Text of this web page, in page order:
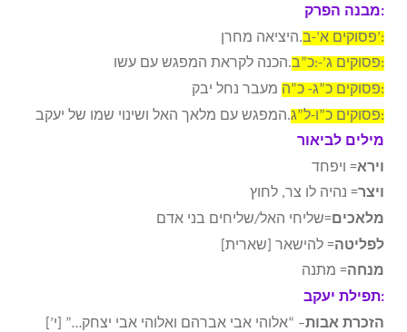
מבנה הפרק:
פסוקים א’-ב’:
היציאה מחרן.
פסוקים ג’-:כ”ב:
הכנה לקראת המפגש עם עשו.
פסוקים כ”ג- כ”ה:
פסוקים כ”ו-ל”ג:
המפגש עם מלאך האל ושינוי שמו של יעקב.
מילים לביאור
וירא= ויפחד
ויצר= נהיה לו צר, לחוץ
מלאכים=שליחי האל/שליחים בני אדם
לפליטה= להישאר [שארית]
מנחה= מתנה
תפילת יעקב:
הזכרת אבות– “אלוהי אבי אברהם ואלוהי אבי יצחק…” [י’]